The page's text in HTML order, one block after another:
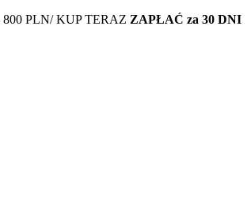
800 PLN/ KUP TERAZ ZAPŁAĆ za 30 DNI